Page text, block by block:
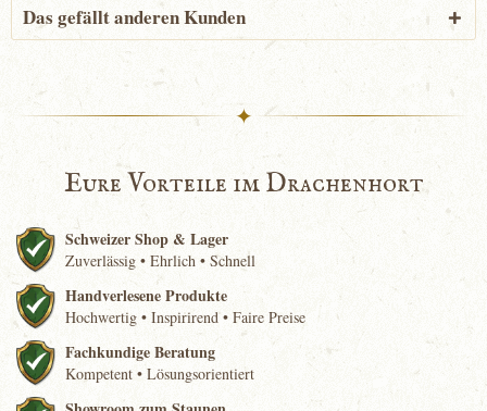
Das gefällt anderen Kunden
✦
Eure Vorteile im Drachenhort
Schweizer Shop & Lager
Zuverlässig • Ehrlich • Schnell
Handverlesene Produkte
Hochwertig • Inspirirend • Faire Preise
Fachkundige Beratung
Kompetent • Lösungsorientiert